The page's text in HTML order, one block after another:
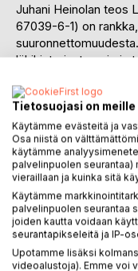
Juhani Heinolan teos
67039-6-1) on
lähihistoriasta, raju ja
Kun Paukku räjähti,
sanomien
alkuminuuteista
Ensisijaisesti kirja
uhrien omaisten ja
onnettomuusaamusta
aina nykyhetkeen
runsaasti
joiden välityksellä
maailman. Kaiken
Tietosuojasi on
Käytämme evästeitä ja
Osa niistä on
käytämme
palvelinpuolen seurantaa)
vieraillaan ja kuinka sitä
Käytämme
palvelinpuolen seurantaa
joiden kautta voidaan
seurantapikseleitä ja IP-
Upotamme lisäksi
videoalustoja). Emme voi